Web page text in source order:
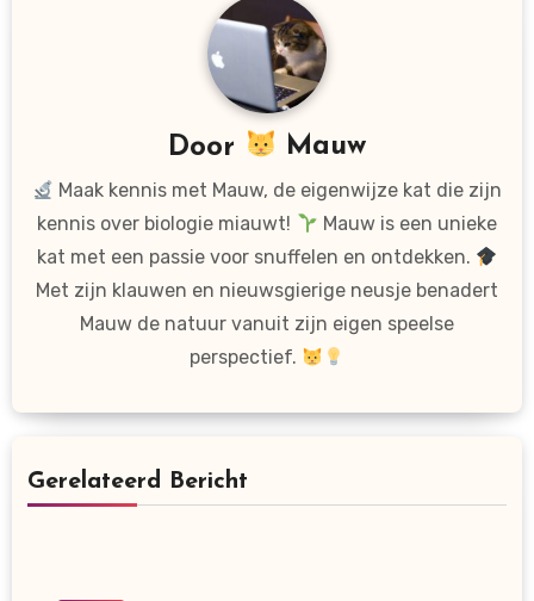
Door Mauw
Maak kennis met Mauw, de eigenwijze kat die zijn
kennis over biologie miauwt!
Mauw is een unieke
kat met een passie voor snuffelen en ontdekken.
Met zijn klauwen en nieuwsgierige neusje benadert
Mauw de natuur vanuit zijn eigen speelse
perspectief.
Gerelateerd Bericht